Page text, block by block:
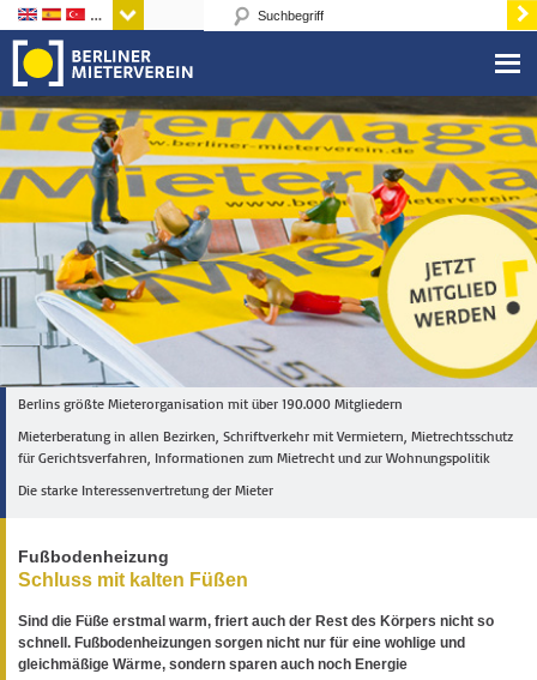
Sprachen
Berlins größte Mieterorganisation mit über 190.000 Mitgliedern
Mieterberatung in allen Bezirken, Schriftverkehr mit Vermietern, Mietrechtsschutz
für Gerichtsverfahren, Informationen zum Mietrecht und zur Wohnungspolitik
Die starke Interessenvertretung der Mieter
Fußbodenheizung
Schluss mit kalten Füßen
Sind die Füße erstmal warm, friert auch der Rest des Körpers nicht so
schnell. Fußbodenheizungen sorgen nicht nur für eine wohlige und
gleichmäßige Wärme, sondern sparen auch noch Energie